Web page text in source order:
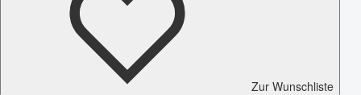
Zur Wunschliste